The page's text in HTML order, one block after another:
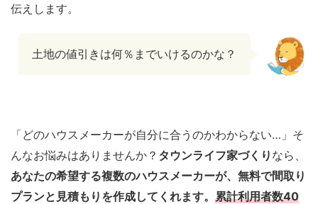
伝えします。
土地の値引きは何％までいけるのかな？
「どのハウスメーカーが自分に合うのかわからない…」そ
んなお悩みはありませんか？ タウンライフ家づくり なら、
あなたの希望する複数のハウスメーカーが、無料で間取り
プランと見積もりを作成してくれます。 累計利用者数40